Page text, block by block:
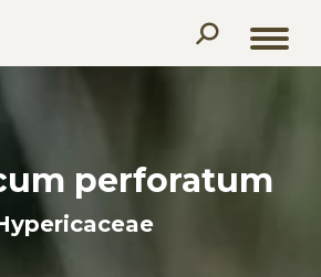
Recherche
:
perforatum